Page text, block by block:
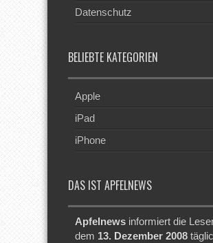
Datenschutz
BELIEBTE KATEGORIEN
Apple
iPad
iPhone
DAS IST APFELNEWS
Apfelnews informiert die
dem 13. Dezember 2008